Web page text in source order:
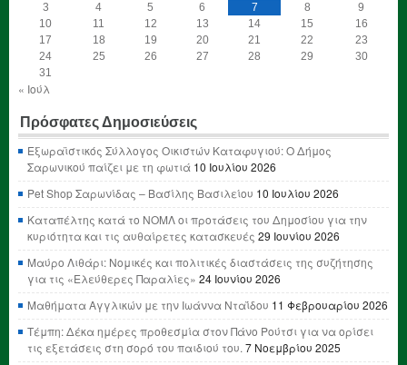
3
4 5 6 7 8
9
10
11 12 13 14 15
16
17
18 19 20 21 22
23
24
25 26 27 28 29
30
31
« Ιούλ
Πρόσφατες Δημοσιεύσεις
Εξωραϊστικός Σύλλογος Οικιστών Καταφυγιού: Ο Δήμος
Σαρωνικού παίζει με τη φωτιά 10 Ιουλίου 2026
Pet Shop Σαρωνίδας – Βασίλης Βασιλείου 10 Ιουλίου 2026
Καταπέλτης κατά το ΝΟΜΛ οι προτάσεις του Δημοσίου για την
κυριότητα και τις αυθαίρετες κατασκευές 29 Ιουνίου 2026
Μαύρο Λιθάρι: Νομικές και πολιτικές διαστάσεις της συζήτησης
για τις «Ελεύθερες Παραλίες» 24 Ιουνίου 2026
Μαθήματα Αγγλικών με την Ιωάννα Νταΐδου 11 Φεβρουαρίου 2026
Τέμπη: Δέκα ημέρες προθεσμία στον Πάνο Ρούτσι για να ορίσει
τις εξετάσεις στη σορό του παιδιού του. 7 Νοεμβρίου 2025